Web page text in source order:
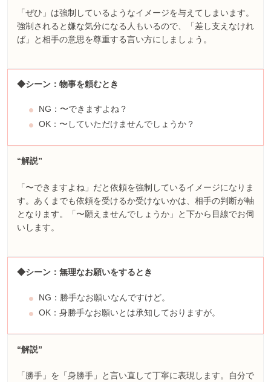
「ぜひ」は強制しているようなイメージを与えてしまいます。
強制されると嫌な気分になる人もいるので、「差し支えなけれ
ば」と相手の意思を尊重する言い方にしましょう。
◆シーン：物事を頼むとき
NG：〜できますよね？
OK：〜していただけませんでしょうか？
“解説”
「〜できますよね」だと依頼を強制しているイメージになりま
す。あくまでも依頼を受けるか受けないかは、相手の判断が軸
となります。「〜願えませんでしょうか」と下から目線でお伺
いします。
◆シーン：無理なお願いをするとき
NG：勝手なお願いなんですけど。
OK：身勝手なお願いとは承知しておりますが。
“解説”
「勝手」を「身勝手」と言い直して丁寧に表現します。自分で